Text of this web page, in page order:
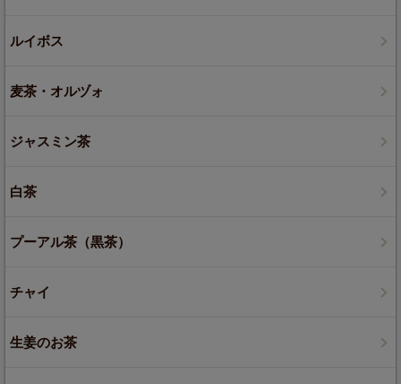
ルイボス
麦茶・オルヅォ
ジャスミン茶
白茶
プーアル茶（黒茶）
チャイ
生姜のお茶